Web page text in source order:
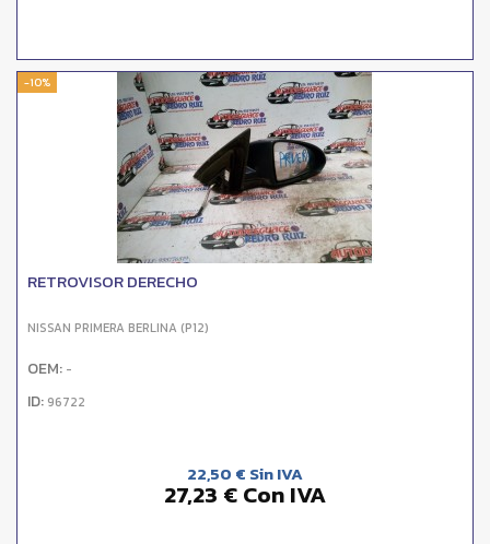
-10%
RETROVISOR DERECHO
NISSAN PRIMERA BERLINA (P12)
OEM: -
ID: 96722
22,50 € Sin IVA
27,23 € Con IVA